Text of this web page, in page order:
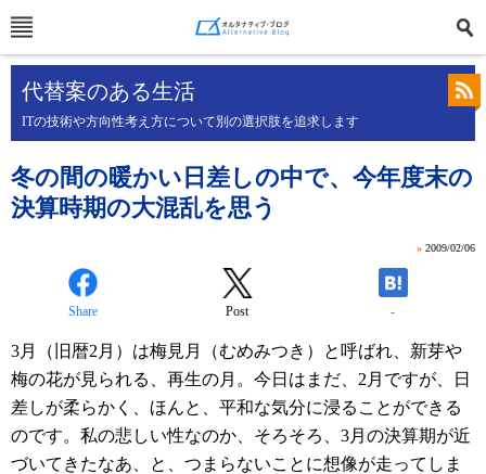
代替案のある生活
ITの技術や方向性考え方について別の選択肢を追求します
冬の間の暖かい日差しの中で、今年度末の
決算時期の大混乱を思う
» 2009/02/06
Share Post -
3月（旧暦2月）は梅見月（むめみつき）と呼ばれ、新芽や
梅の花が見られる、再生の月。今日はまだ、2月ですが、日
差しが柔らかく、ほんと、平和な気分に浸ることができる
のです。私の悲しい性なのか、そろそろ、3月の決算期が近
づいてきたなあ、と、つまらないことに想像が走ってしま